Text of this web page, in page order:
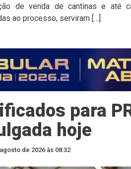
de venda de cantinas e até
ao processo, serviram […]
para
hoje
de 2026 às 08:32